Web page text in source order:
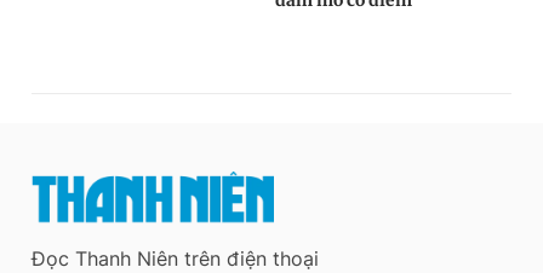
Đọc Thanh Niên trên điện thoại